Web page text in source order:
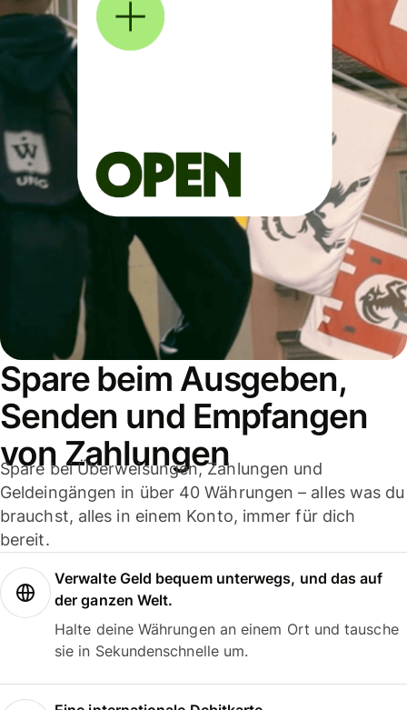
Spare beim Ausgeben,
Senden und Empfangen
von Zahlungen
Spare bei Überweisungen, Zahlungen und
Geldeingängen in über 40 Währungen – alles was du
brauchst, alles in einem Konto, immer für dich
bereit.
Verwalte Geld bequem unterwegs, und das auf
der ganzen Welt.
Halte deine Währungen an einem Ort und tausche
sie in Sekundenschnelle um.